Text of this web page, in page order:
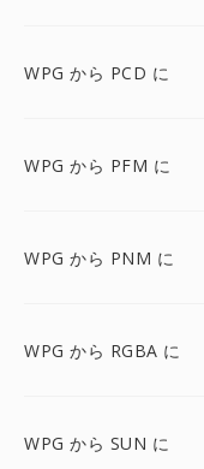
WPG から PCD に
WPG から PFM に
WPG から PNM に
WPG から RGBA に
WPG から SUN に